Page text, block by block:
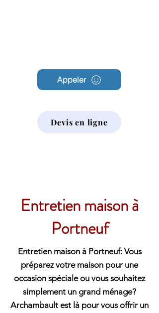
Appeler
Devis en ligne
Entretien maison à
Portneuf
Entretien maison à Portneuf: Vous
préparez votre maison pour une
occasion spéciale ou vous souhaitez
simplement un grand ménage?
Archambault est là pour vous offrir un